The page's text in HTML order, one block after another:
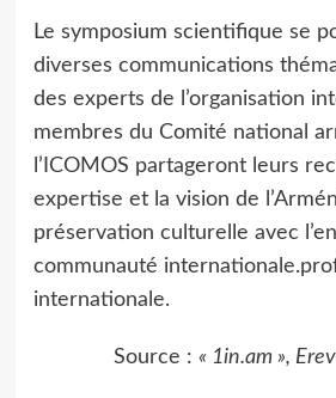
Le symposium scientifique se
diverses communications
des experts de l’organisation
membres du Comité national
l’ICOMOS partageront leurs
expertise et la vision de
préservation culturelle avec
communauté
internationale.
Source : « 1in.am »,